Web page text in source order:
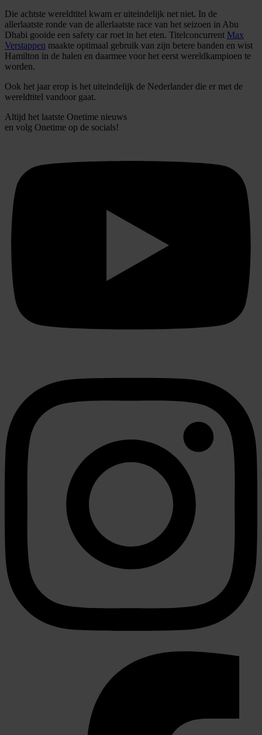
Die achtste wereldtitel kwam er uiteindelijk net niet. In de
allerlaatste ronde van de allerlaatste race van het seizoen in Abu
Dhabi gooide een safety car roet in het eten. Titelconcurrent Max
Verstappen maakte optimaal gebruik van zijn betere banden en wist
Hamilton in de halen en daarmee voor het eerst wereldkampioen te
worden.
Ook het jaar erop is het uiteindelijk de Nederlander die er met de
wereldtitel vandoor gaat.
Altijd het laatste Onetime nieuws
en volg Onetime op de socials!